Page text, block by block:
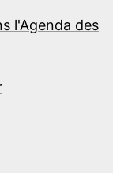
l'Agenda des